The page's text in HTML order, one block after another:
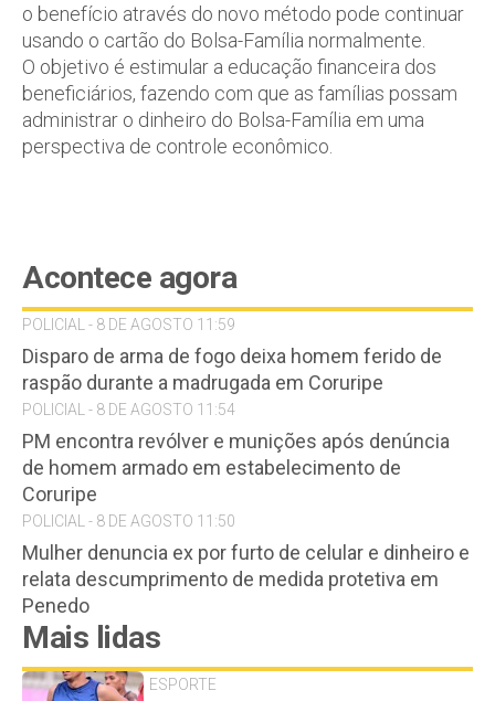
o benefício através do novo método pode continuar
usando o cartão do Bolsa-Família normalmente.
O objetivo é estimular a educação financeira dos
beneficiários, fazendo com que as famílias possam
administrar o dinheiro do Bolsa-Família em uma
perspectiva de controle econômico.
Acontece agora
POLICIAL - 8 DE AGOSTO 11:59
Disparo de arma de fogo deixa homem ferido de
raspão durante a madrugada em Coruripe
POLICIAL - 8 DE AGOSTO 11:54
PM encontra revólver e munições após denúncia
de homem armado em estabelecimento de
Coruripe
POLICIAL - 8 DE AGOSTO 11:50
Mulher denuncia ex por furto de celular e dinheiro e
relata descumprimento de medida protetiva em
Penedo
Mais lidas
ESPORTE